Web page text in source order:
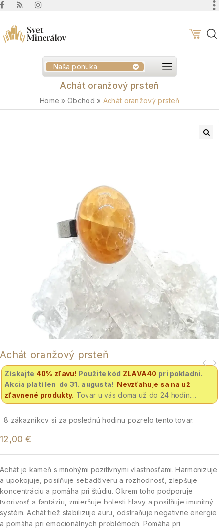
Naša ponuka
Achát oranžový prsteň
Home »Obchod » Achát oranžový prsteň
Achát oranžový prsteň
Získajte 40% zľavu! Použite kód ZLAVA40 pri pokladni.
Akcia platí len do 31. augusta! Nevzťahuje sa na už
zľavnené produkty. Tovar u vás doma už do 24 hodín....
8 zákazníkov si za poslednú hodinu pozrelo tento tovar.
12,00 €
Achát je kameň s mnohými pozitívnymi vlastnosťami.Harmonizuje
a upokojuje, posilňuje sebadôveru a rozhodnosť, zlepšuje
koncentráciu a pomáha pri štúdiu. Okrem toho podporuje
tvorivosť a fantáziu, zmierňuje bolesti hlavy a posilňuje imunitný
systém.Achát tiež stabilizuje auru, odstraňuje negatívne energie
a pomáha pri emocionálnych problémoch. Pomáha pri